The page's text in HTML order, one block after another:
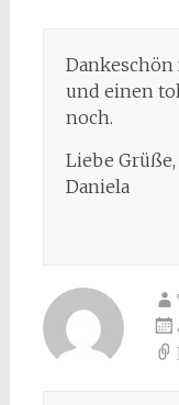
und einen
noch.
Liebe Grüße,
Daniela